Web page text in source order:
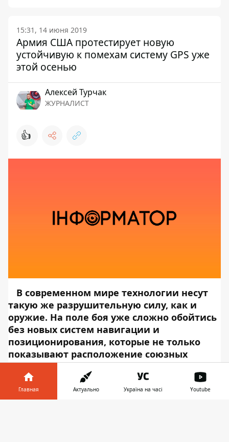
15:31, 14 июня 2019
Армия США протестирует новую
устойчивую к помехам систему GPS уже
этой осенью
Алексей Турчак
ЖУРНАЛИСТ
👍
В современном мире технологии несут
такую же разрушительную силу, как и
оружие. На поле боя уже сложно обойтись
без новых систем навигации и
позиционирования, которые не только
показывают расположение союзных
солдат, но и с их помощью направляют
беспилотники и даже артиллерийские
снаряды. Поэтому уязвимость такой
технологии может оказаться критичной.
Главная Актуально Україна на часі Youtube